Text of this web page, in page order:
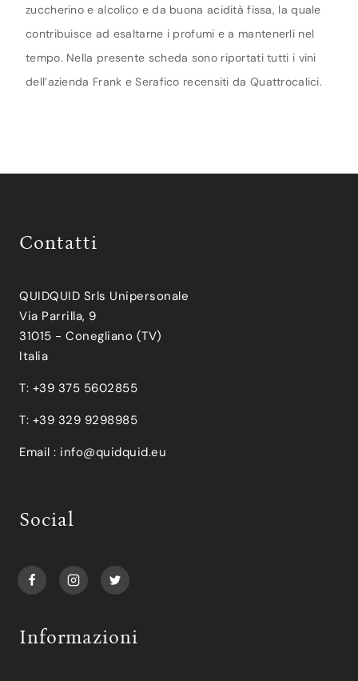
zuccherino e alcolico e da buona acidità fissa, la quale
contribuisce ad esaltarne i profumi e a mantenerli nel
tempo. Nella presente scheda sono riportati tutti i vini
dell’azienda Frank e Serafico recensiti da Quattrocalici.
Contatti
QUIDQUID Srls Unipersonale
Via Parrilla, 9
31015 - Conegliano (TV)
Italia
T: +39 375 5602855
T: +39 329 9298985
Email : info@quidquid.eu
Social
Informazioni